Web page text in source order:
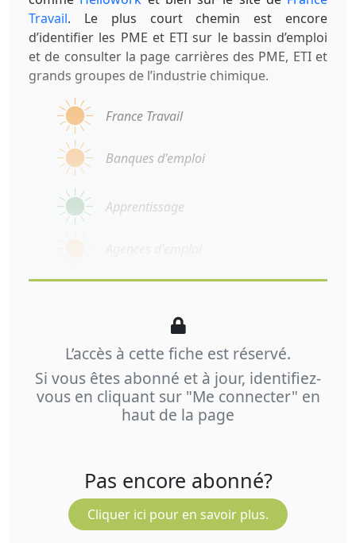
Travail. Le plus court chemin est encore
d’identifier les PME et ETI sur le bassin d’emploi
et de consulter la page carrières des PME, ETI et
grands groupes de l’industrie chimique.
France Travail
Banques d'emploi
Apprentissage
L’accès à cette fiche est réservé.
Si vous êtes abonné et à jour, identifiez-
vous en cliquant sur "Me connecter" en
haut de la page
Pas encore abonné?
Cliquer ici pour en savoir plus.